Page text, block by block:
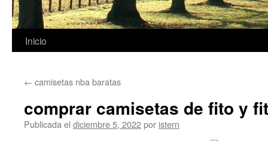
Saltar
contenido
Inicio
← camisetas nba baratas
comprar camisetas de fito y
Publicada el diciembre 5, 2022por istern